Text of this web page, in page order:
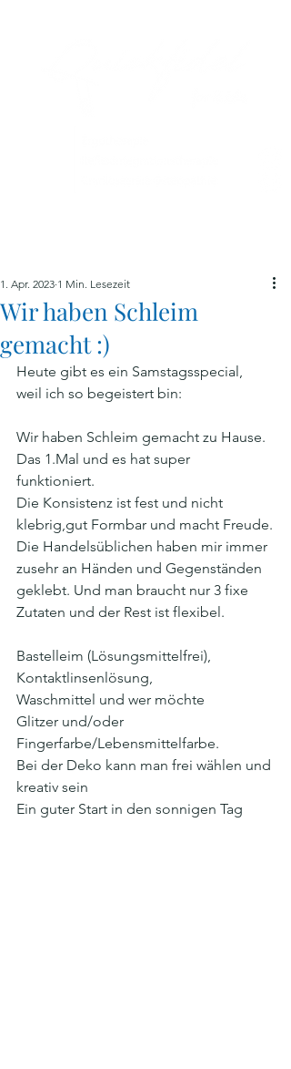
Wir haben Schleim
gemacht :)
1. Apr. 2023 1 Min. Lesezeit
Heute gibt es ein Samstagsspecial,
weil ich so begeistert bin:
Wir haben Schleim gemacht zu Hause.
Das 1.Mal und es hat super
funktioniert.
Die Konsistenz ist fest und nicht
klebrig,gut Formbar und macht Freude.
Die Handelsüblichen haben mir immer
zusehr an Händen und Gegenständen
geklebt. Und man braucht nur 3 fixe
Zutaten und der Rest ist flexibel.
Bastelleim (Lösungsmittelfrei),
Kontaktlinsenlösung,
Waschmittel und wer möchte
Glitzer und/oder
Fingerfarbe/Lebensmittelfarbe.
Bei der Deko kann man frei wählen und
kreativ sein
Ein guter Start in den sonnigen Tag